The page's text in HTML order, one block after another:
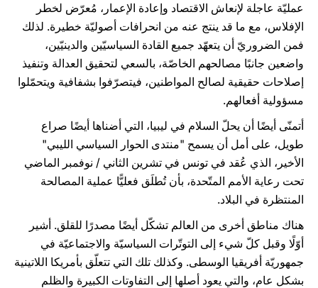
عمليّة عاجلة لإنعاش الاقتصاد وإعادة الإعمار، مُعرّض لخطر
الإفلاس، مع ما قد ينتج عنه من انحرافات أصوليّة خطيرة. لذلك
فمن الضروريّ أن يتعهّد جميع القادة السياسيّين والدينيّين،
واضعين جانبًا مصالحهم الخاصّة، بالسعي لتحقيق العدالة وتنفيذ
إصلاحات حقيقية لصالح المواطنين، فيتصرّفوا بشفافية ويتحمّلوا
مسؤولية أفعالهم.
أتمنّى أيضًا أن يحلّ السلام في ليبيا، التي أضناها أيضًا صراع
طويل، على أمل أن يسمح "منتدى الحوار السياسي الليبي"
الأخير، الذي عُقد في تونس في تشرين الثاني / نوفمبر الماضي
تحت رعاية الأمم المتّحدة، بأن تُطلَق فعليًّا عملية المصالحة
المنتظرة في البلاد.
هناك مناطق أخرى من العالم تشكّل أيضًا مصدرًا للقلق. أشير
أوّلًا وقبل كلّ شيء إلى التوتّرات السياسيّة والاجتماعيّة في
جمهوريّة أفريقيا الوسطى. وكذلك تلك التي تتعلّق بأمريكا اللاتينية
بشكل عام، والتي يعود أصلها إلى التفاوتات الكبيرة والظلم